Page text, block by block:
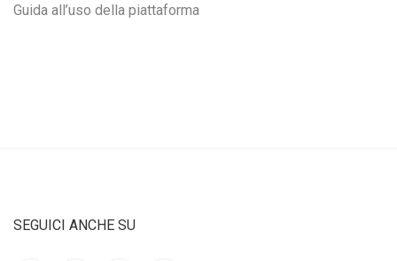
Guida all’uso della piattaforma
SEGUICI ANCHE SU